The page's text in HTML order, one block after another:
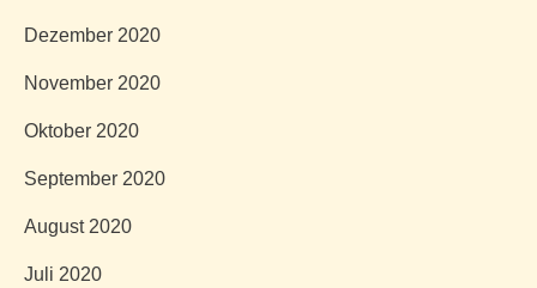
Dezember 2020
November 2020
Oktober 2020
September 2020
August 2020
Juli 2020